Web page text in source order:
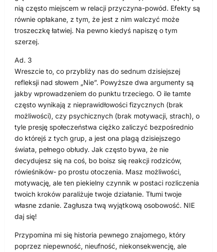
nią często miejscem w relacji przyczyna-powód. Efekty są
równie opłakane, z tym, że jest z nim walczyć może
troszeczkę łatwiej. Na pewno kiedyś napiszę o tym
szerzej.
Ad. 3
Wreszcie to, co przybliży nas do sednum dzisiejszej
refleksji nad słowem „Nie”. Powyższe dwa argumenty są
jakby wprowadzeniem do punktu trzeciego. O ile tamte
często wynikają z nieprawidłowości fizycznych (brak
możliwości), czy psychicznych (brak motywacji, strach), o
tyle presję społeczeństwa ciężko zaliczyć bezpośrednio
do którejś z tych grup, a jest ona plagą dzisiejszego
świata, pełnego obłudy. Jak często bywa, że nie
decydujesz się na coś, bo boisz się reakcji rodziców,
rówieśników- po prostu otoczenia. Masz możliwości,
motywację, ale ten piekielny czynnik w postaci rozliczenia
twoich kroków paraliżuje twoje działanie. Tłumi twoje
własne zdanie. Zagłusza twą wyjątkową osobowość. NIE
daj się!
Przypomina mi się historia pewnego znajomego, który
poprzez niepewność, nieufność, niekonsekwencję, ale